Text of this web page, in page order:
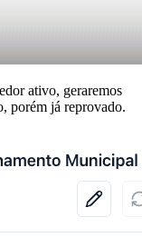
ativo, geraremos
porém já reprovado.